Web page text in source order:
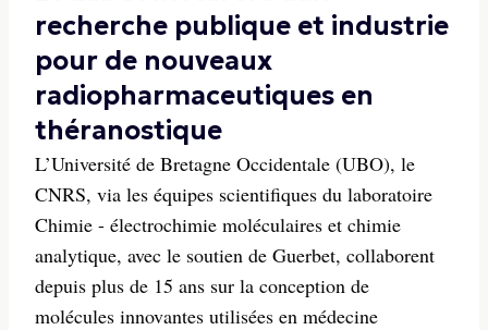
recherche publique et industrie
pour de nouveaux
radiopharmaceutiques en
théranostique
L’Université de Bretagne Occidentale (UBO), le
CNRS, via les équipes scientifiques du laboratoire
Chimie - électrochimie moléculaires et chimie
analytique, avec le soutien de Guerbet, collaborent
depuis plus de 15 ans sur la conception de
molécules innovantes utilisées en médecine